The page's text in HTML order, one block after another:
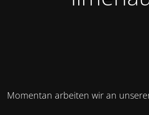
Momentan arbeiten wir an